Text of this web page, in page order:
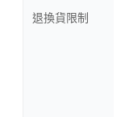
退換貨限制